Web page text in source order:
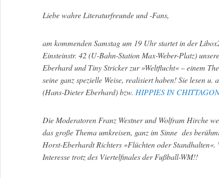
Liebe wahre Literaturfreunde und -Fans,
am kommenden Samstag um 19 Uhr startet in der
Einsteinstr. 42 (U-Bahn-Station Max-Weber-Platz)
Eberhard und Tiny Stricker zur »Weltflucht« – einem
seine ganz spezielle Weise, realisiert haben! Sie lesen
(Hans-Dieter Eberhard) bzw. HIPPIES IN
Die Moderatoren Franz Westner und Wolfram Hirche
das große Thema umkreisen, ganz im Sinne des
Horst-Eberhardt Richters »Flüchten oder Standhalten«.
Interesse trotz des Viertelfinales der Fußball-WM!!